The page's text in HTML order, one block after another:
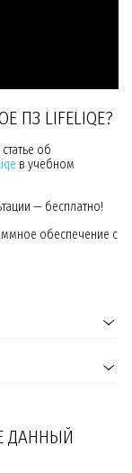
ПЗ LIFELIQE?
об
в учебном
— бесплатно!
обеспечение с
ДАННЫЙ